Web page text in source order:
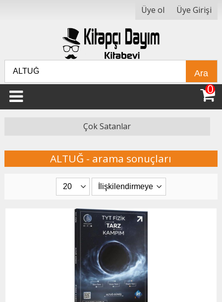
Üye ol Üye Girişi
Ara
0
Çok Satanlar
ALTUĞ - arama sonuçları